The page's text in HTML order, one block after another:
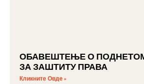
ОБАВЕШТЕЊЕ О
ЗА ЗАШТИТУ ПРАВА
Кликните Овде »